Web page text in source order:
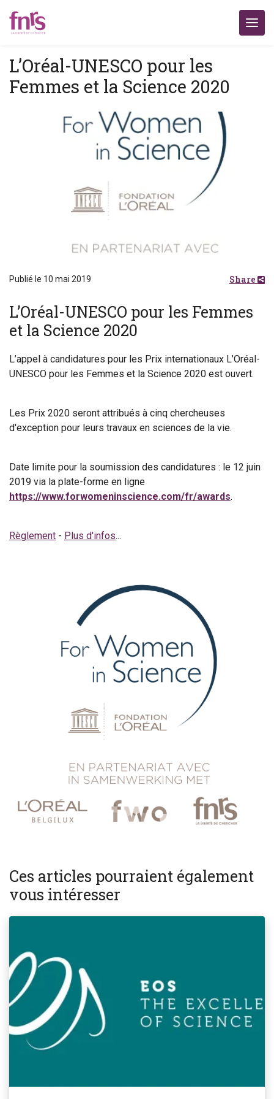
L’Oréal-UNESCO pour les
Femmes et la Science 2020
Publié le 10 mai 2019 Share
L’Oréal-UNESCO pour les Femmes
et la Science 2020
L’appel à candidatures pour les Prix internationaux L’Oréal-
UNESCO pour les Femmes et la Science 2020 est ouvert.
Les Prix 2020 seront attribués à cinq chercheuses
d'exception pour leurs travaux en sciences de la vie.
Date limite pour la soumission des candidatures : le 12 juin
2019 via la plate-forme en ligne
https://www.forwomeninscience.com/fr/awards.
Règlement - Plus d'infos...
Ces articles pourraient également
vous intéresser